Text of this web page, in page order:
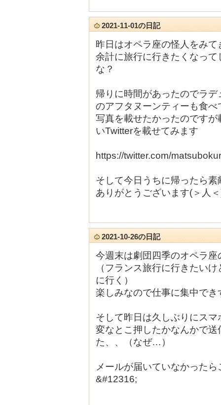
2021-11-01の日記
昨日はオペラ座の怪人をみて
余計に旅行に行きたくなっ
な？
帰りに時間があったのでラ
のアフタヌーンティーも食
写真を載せたかったのです
いTwitterを載せてみます
https://twitter.com/
そして今日うちに帰ったら
ありがとうございます(＞人
2021-10-26の日記
今週末は劇団四季のオペラ
（フランス旅行に行きたい
に行く）
楽しみなので仕事に集中でき
そして昨日は久しぶりにス
変なとこ押したかなんかで
た、、（なぜ…）
メールが届いていなかった
&#12316;